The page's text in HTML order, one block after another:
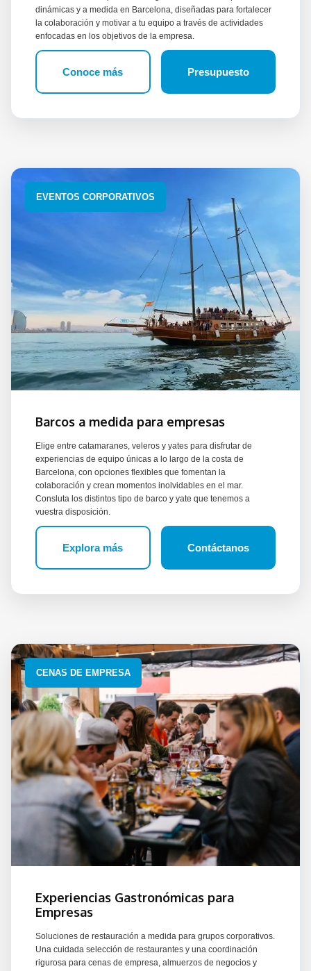
dinámicas y a medida en Barcelona, diseñadas para fortalecer
la colaboración y motivar a tu equipo a través de actividades
enfocadas en los objetivos de la empresa.
Conoce más Presupuesto
EVENTOS CORPORATIVOS
Barcos a medida para empresas
Elige entre catamaranes, veleros y yates para disfrutar de
experiencias de equipo únicas a lo largo de la costa de
Barcelona, con opciones flexibles que fomentan la
colaboración y crean momentos inolvidables en el mar.
Consluta los distintos tipo de barco y yate que tenemos a
vuestra disposición.
Explora más Contáctanos
CENAS DE EMPRESA
Experiencias Gastronómicas para
Empresas
Soluciones de restauración a medida para grupos corporativos.
Una cuidada selección de restaurantes y una coordinación
rigurosa para cenas de empresa, almuerzos de negocios y